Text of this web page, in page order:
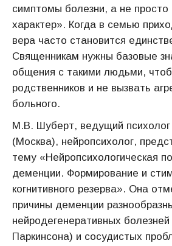
симптомы болезни, а не просто
характер». Когда в семью
вера часто становится
Священникам нужны базовые
общения с такими людьми,
родственников и не вызвать
больного.
М.В. Шуберт, ведущий психолог
(Москва), нейропсихолог,
тему «Нейропсихологическая
деменции. Формирование и
когнитивного резерва». Она
причины деменции
нейродегенеративных
Паркинсона) и сосудистых